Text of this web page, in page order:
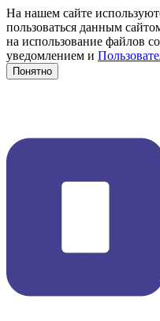
На нашем сайте
пользоваться данным
на использование файлов
уведомлением и
Понятно